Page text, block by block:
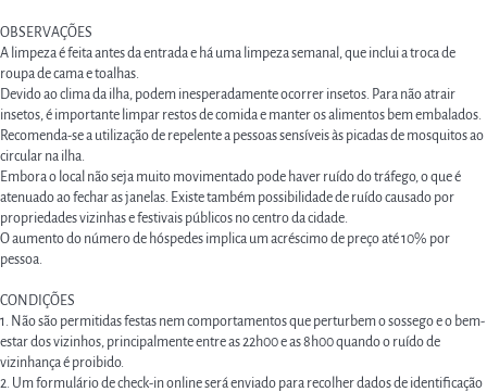
OBSERVAÇÕES
A limpeza é feita antes da entrada e há uma limpeza semanal, que inclui a troca de
roupa de cama e toalhas.
Devido ao clima da ilha, podem inesperadamente ocorrer insetos. Para não atrair
insetos, é importante limpar restos de comida e manter os alimentos bem embalados.
Recomenda-se a utilização de repelente a pessoas sensíveis às picadas de mosquitos ao
circular na ilha.
Embora o local não seja muito movimentado pode haver ruído do tráfego, o que é
atenuado ao fechar as janelas. Existe também possibilidade de ruído causado por
propriedades vizinhas e festivais públicos no centro da cidade.
O aumento do número de hóspedes implica um acréscimo de preço até 10% por
pessoa.
CONDIÇÕES
1. Não são permitidas festas nem comportamentos que perturbem o sossego e o bem-
estar dos vizinhos, principalmente entre as 22h00 e as 8h00 quando o ruído de
vizinhança é proibido.
2. Um formulário de check-in online será enviado para recolher dados de identificação